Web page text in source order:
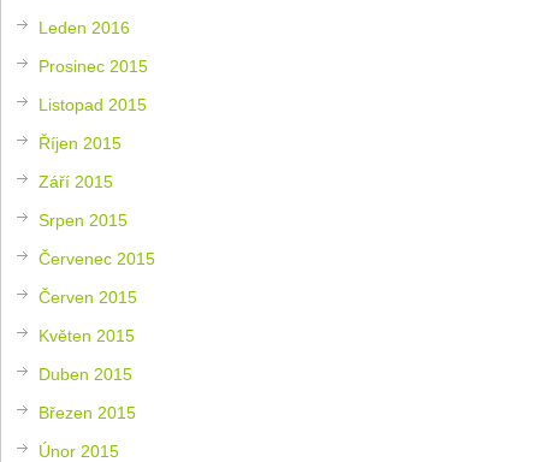
Leden 2016
Prosinec 2015
Listopad 2015
Říjen 2015
Září 2015
Srpen 2015
Červenec 2015
Červen 2015
Květen 2015
Duben 2015
Březen 2015
Únor 2015